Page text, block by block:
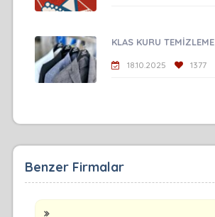
KLAS KURU TEMİZLEME
18.10.2025 1377
Benzer Firmalar